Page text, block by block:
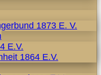
1873 E. V.
E.V.
1864 E.V.